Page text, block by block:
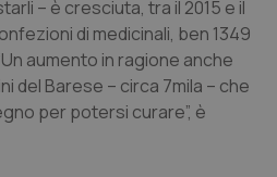
– è cresciuta, tra il 2015 e il
di medicinali, ben 1349
aumento in ragione anche
del Barese – circa 7mila – che
per potersi curare”, è